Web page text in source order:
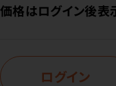
価格はログイン後表
ログイン